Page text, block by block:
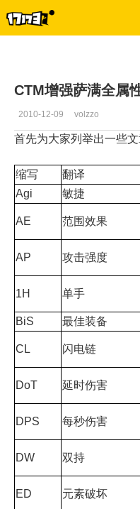
CTM增强萨满全属
2010-12-09 volzzo
首先为大家列举出一些
缩写 翻译
Agi
敏捷
AE 范围效果
AP 攻击强度
1H 单手
BiS
最佳装备
CL 闪电链
DoT 延时伤害
DPS 每秒伤害
DW 双持
ED 元素破坏